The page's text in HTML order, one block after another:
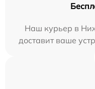
Наш курьер в
доставит ваше